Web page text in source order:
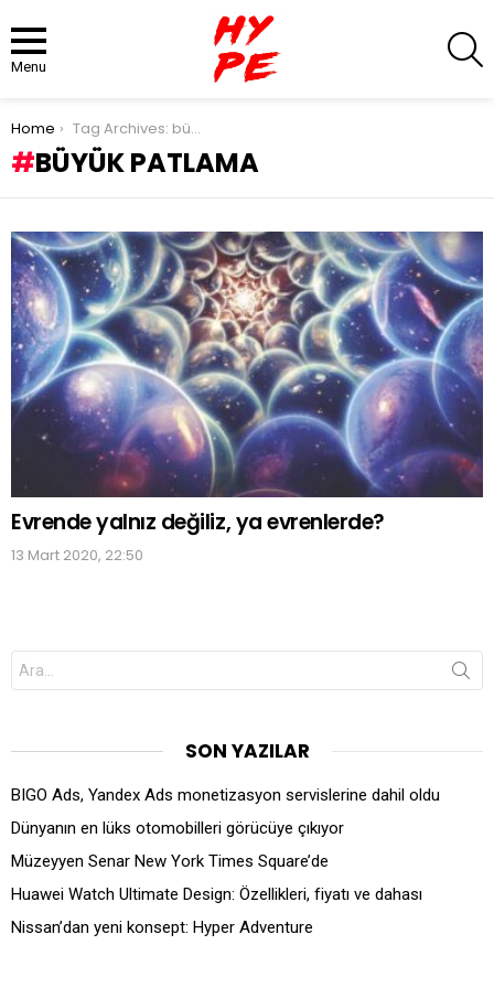
Menu
You are here:
Home Tag Archives: büyük patlama
BÜYÜK PATLAMA
LATEST
STORIES
Evrende yalnız değiliz, ya evrenlerde?
13 Mart 2020, 22:50
Search
for:
SON YAZILAR
BIGO Ads, Yandex Ads monetizasyon servislerine dahil oldu
Dünyanın en lüks otomobilleri görücüye çıkıyor
Müzeyyen Senar New York Times Square’de
Huawei Watch Ultimate Design: Özellikleri, fiyatı ve dahası
Nissan’dan yeni konsept: Hyper Adventure